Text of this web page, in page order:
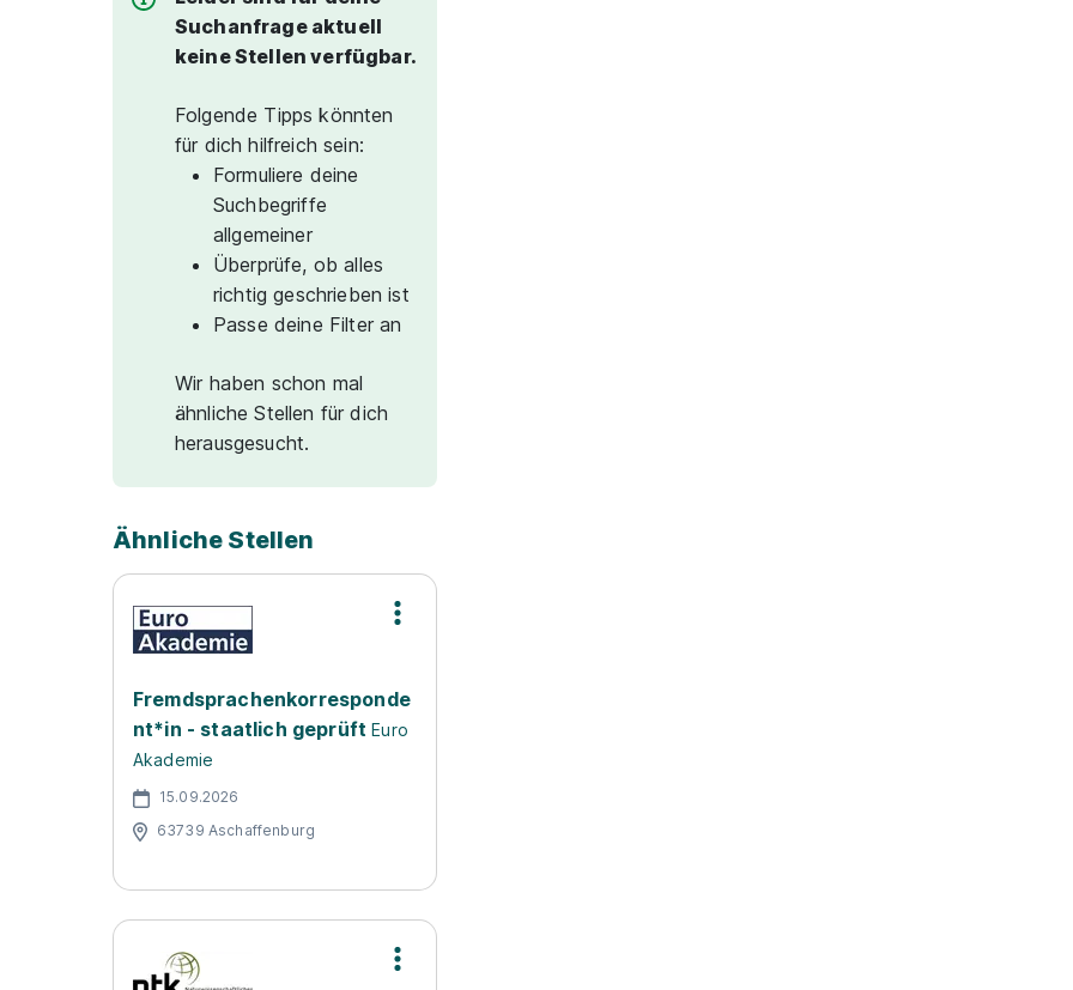
Suchanfrage aktuell
keine Stellen verfügbar.
Folgende Tipps könnten
für dich hilfreich sein:
Formuliere deine
Suchbegriffe
allgemeiner
Überprüfe, ob alles
richtig geschrieben ist
Passe deine Filter an
Wir haben schon mal
ähnliche Stellen für dich
herausgesucht.
Ähnliche Stellen
Fremdsprachenkorresponde
nt*in - staatlich geprüft Euro
Akademie
15.09.2026
63739 Aschaffenburg